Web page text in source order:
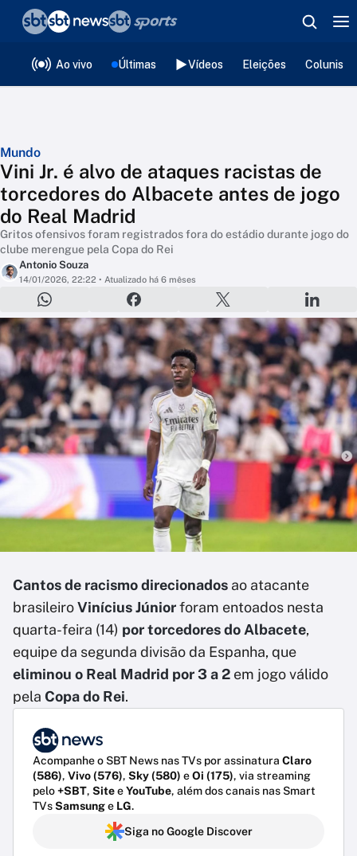
Ao vivo Últimas Vídeos Eleições
Mundo
Vini Jr. é alvo de ataques racistas de
torcedores do Albacete antes de jogo
do Real Madrid
Gritos ofensivos foram registrados fora do estádio durante jogo do
clube merengue pela Copa do Rei
Antonio Souza
14/01/2026, 22:22 • Atualizado há 6 mêses
Cantos de racismo direcionados ao atacante
brasileiroVinícius Júniorforam entoados nesta
quarta-feira (14) por torcedores do Albacete,
equipe da segunda divisão da Espanha, que
eliminou o Real Madrid por 3 a 2 em jogo válido
pela Copa do Rei.
Acompanhe o SBT News nas TVs por assinatura Claro
(586), Vivo (576), Sky (580) eOi (175), via streaming
pelo+SBT, SiteeYouTube, além dos canais nas Smart
TVsSamsunge LG.
Siga no Google Discover
❮voltar
Editorias